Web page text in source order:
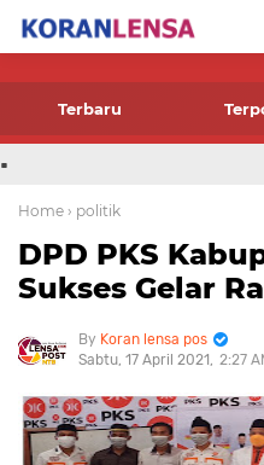
-->
Terbaru
.
Home › politik
DPD PKS
Sukses Gelar
Koran lensa pos
Sabtu, 17 April 2021
2:27